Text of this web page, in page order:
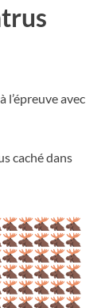
l’épreuve avec
caché dans